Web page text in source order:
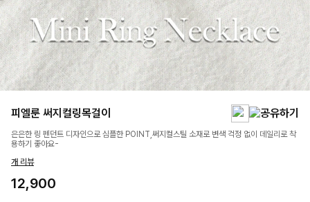
피엘룬 써지컬링목걸이
은은한 링 펜던트 디자인으로 심플한 POINT,써지컬스틸 소재로 변색 걱정 없이 데일리로 착
용하기 좋아요-
개 리뷰
12,900